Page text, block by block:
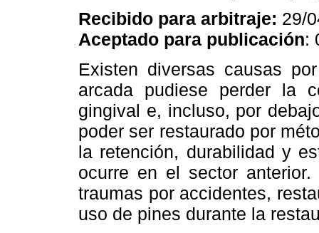
Recibido para arbitraje: 29/
Aceptado para publicación:
Existen diversas causas
arcada pudiese perder la
gingival e, incluso, por
poder ser restaurado por
la retención, durabilidad y
ocurre en el sector
traumas por accidentes,
uso de pines durante la